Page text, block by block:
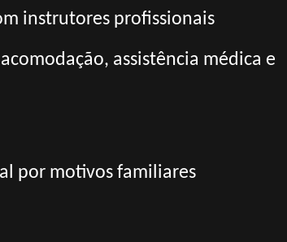
instrutores profissionais
assistência médica e
por motivos familiares